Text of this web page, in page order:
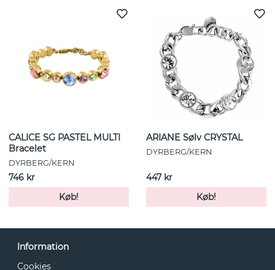
CALICE SG PASTEL MULTI
Bracelet
DYRBERG/KERN
746 kr
Køb!
ARIANE Sølv CRYSTAL
DYRBERG/KERN
447 kr
Køb!
Information
Cookies